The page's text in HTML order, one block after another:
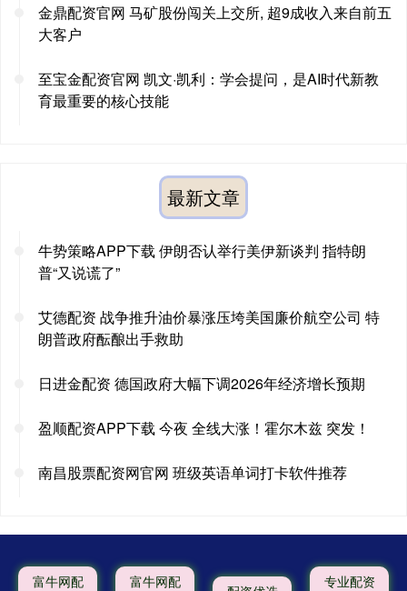
金鼎配资官网 马矿股份闯关上交所, 超9成收入来自前五
大客户
至宝金配资官网 凯文·凯利：学会提问，是AI时代新教
育最重要的核心技能
最新文章
牛势策略APP下载 伊朗否认举行美伊新谈判 指特朗
普“又说谎了”
艾德配资 战争推升油价暴涨压垮美国廉价航空公司 特
朗普政府酝酿出手救助
日进金配资 德国政府大幅下调2026年经济增长预期
盈顺配资APP下载 今夜 全线大涨！霍尔木兹 突发！
南昌股票配资网官网 班级英语单词打卡软件推荐
富牛网配 富牛网配 专业配资